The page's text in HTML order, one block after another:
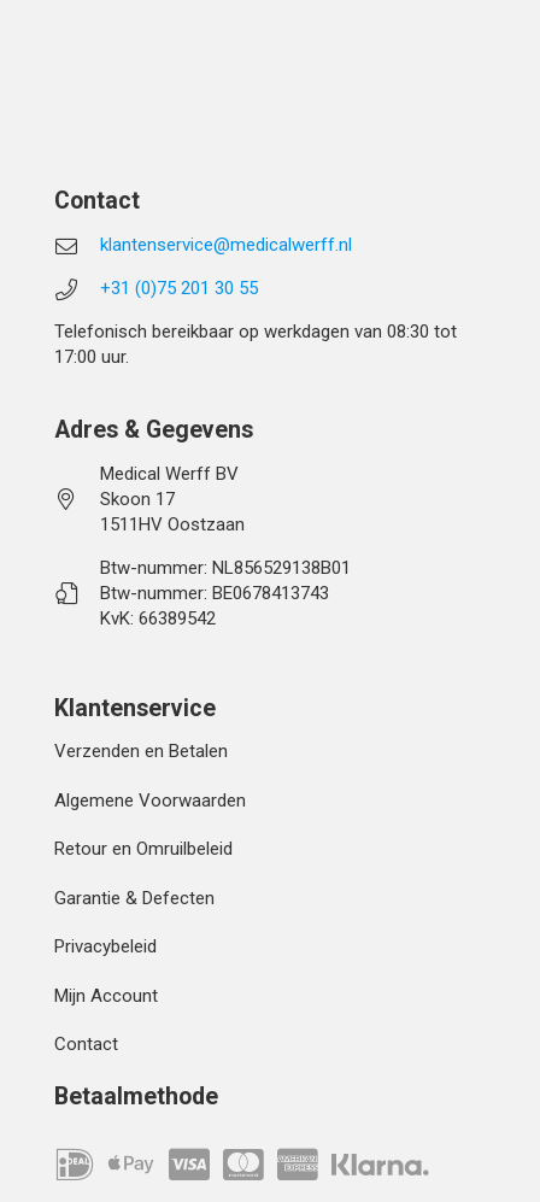
Contact
klantenservice@medicalwerff.nl
+31 (0)75 201 30 55
Telefonisch bereikbaar op werkdagen van 08:30 tot
17:00 uur.
Adres & Gegevens
Medical Werff BV
Skoon 17
1511HV Oostzaan
Btw-nummer: NL856529138B01
Btw-nummer: BE0678413743
KvK: 66389542
Klantenservice
Verzenden en Betalen
Algemene Voorwaarden
Retour en Omruilbeleid
Garantie & Defecten
Privacybeleid
Mijn Account
Contact
Betaalmethode